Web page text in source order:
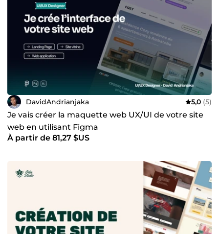
DavidAndrianjaka 5,0 (5)
Je vais créer la maquette web UX/UI de votre site
web en utilisant Figma
À partir de 81,27 $US